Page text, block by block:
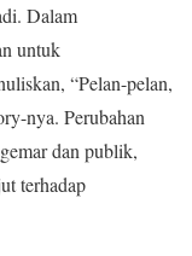
Dalam
untuk
“Pelan-pelan,
nya. Perubahan
dan publik,
terhadap